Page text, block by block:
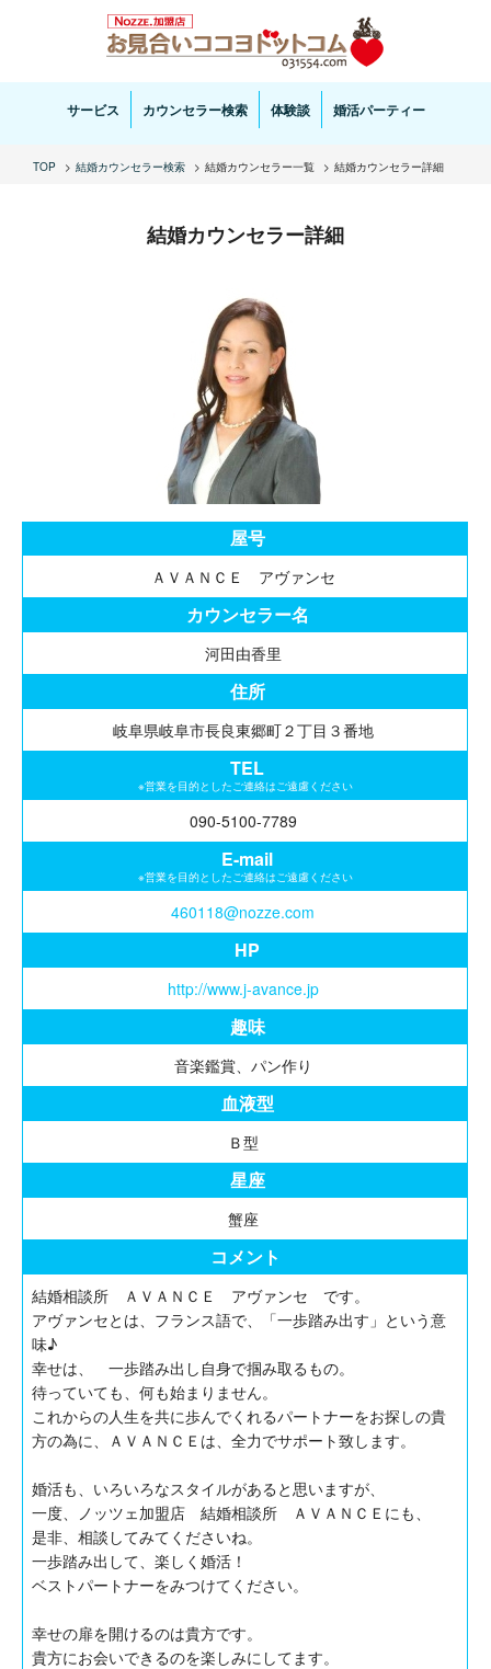
お見合い・結婚相談ならお見合いココヨドットコムへ。専任の結婚カウンセラーがサポートいた
します。
サービス カウンセラー検索 体験談 婚活パーティー
TOP 結婚カウンセラー検索 結婚カウンセラー一覧 結婚カウンセラー詳細
結婚カウンセラー詳細
屋号
ＡＶＡＮＣＥ アヴァンセ
カウンセラー名
河田由香里
住所
岐阜県岐阜市長良東郷町２丁目３番地
TEL
※営業を目的としたご連絡はご遠慮ください
090-5100-7789
E-mail
※営業を目的としたご連絡はご遠慮ください
460118@nozze.com
HP
http://www.j-avance.jp
趣味
音楽鑑賞、パン作り
血液型
Ｂ型
星座
蟹座
コメント
結婚相談所 ＡＶＡＮＣＥ アヴァンセ です。
アヴァンセとは、フランス語で、「一歩踏み出す」という意
味♪
幸せは、 一歩踏み出し自身で掴み取るもの。
待っていても、何も始まりません。
これからの人生を共に歩んでくれるパートナーをお探しの貴
方の為に、ＡＶＡＮＣＥは、全力でサポート致します。
婚活も、いろいろなスタイルがあると思いますが、
一度、ノッツェ加盟店 結婚相談所 ＡＶＡＮＣＥにも、
是非、相談してみてくださいね。
一歩踏み出して、楽しく婚活！
ベストパートナーをみつけてください。
幸せの扉を開けるのは貴方です。
貴方にお会いできるのを楽しみにしてます。